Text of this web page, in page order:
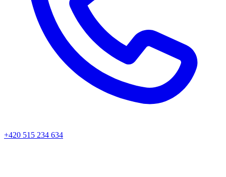
+420 515 234 634